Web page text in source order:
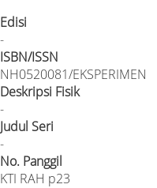
Edisi
-
ISBN/ISSN
NH0520081/EKSPERIMEN
Deskripsi Fisik
-
Judul Seri
-
No. Panggil
KTI RAH p23